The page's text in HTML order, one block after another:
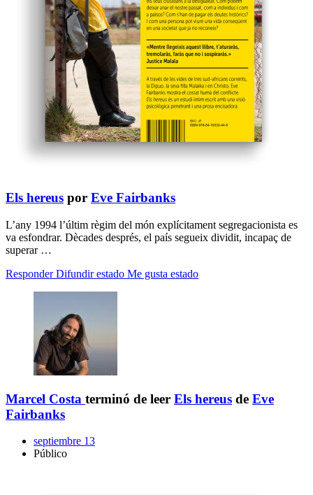
Els hereus por Eve Fairbanks
L’any 1994 l’últim règim del món explícitament segregacionista es
va esfondrar. Dècades després, el país segueix dividit, incapaç de
superar …
Responder Difundir estado Me gusta estado
Marcel Costa terminó de leer Els hereus de Eve
Fairbanks
septiembre 13
Público